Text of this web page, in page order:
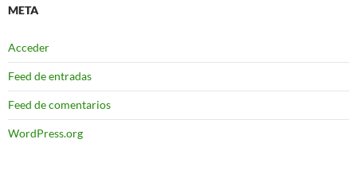
META
Acceder
Feed de entradas
Feed de comentarios
WordPress.org